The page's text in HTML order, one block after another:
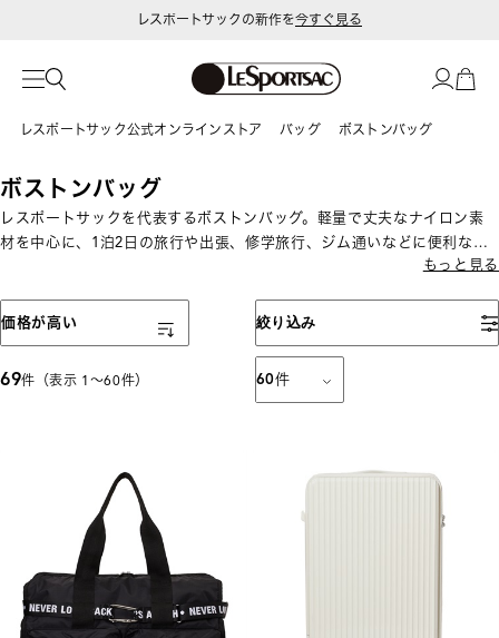
夏季休業期間中のお問い合わせ
レスポートサック公式オンラインストア バッグ ボストンバッグ
ボストンバッグ
レスポートサックを代表するボストンバッグ。軽量で丈夫なナイロン素
材を中心に、1泊2日の旅行や出張、修学旅行、ジム通いなどに便利な大
容量サイズから、日常使いしやすいサイズまで展開しています。機内持
もっと見る
絞り込み
69件（表示 1〜60件） 60件
表示順
価格が高い